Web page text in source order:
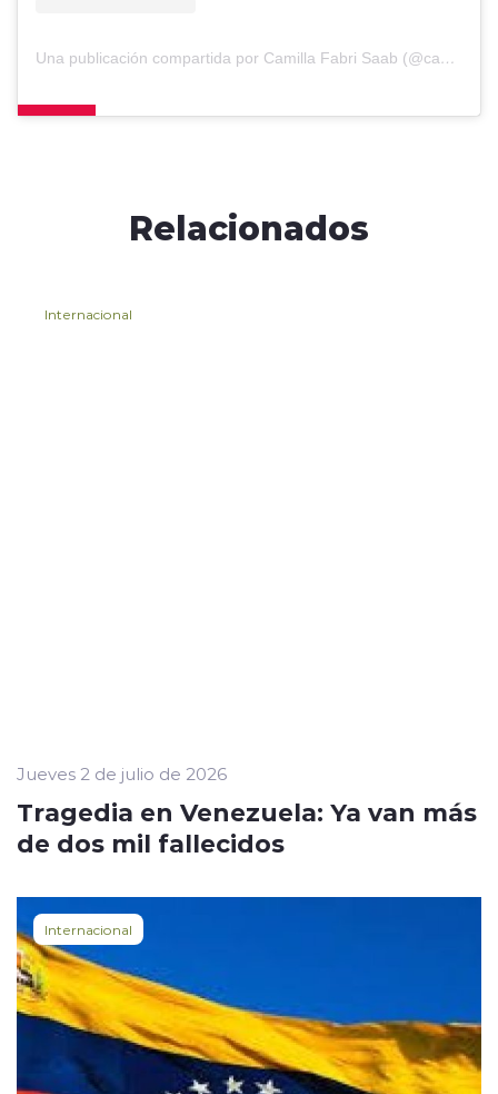
Una publicación compartida por Camilla Fabri Saab (@camillafsaab)
Relacionados
Internacional
Jueves 2 de julio de 2026
Tragedia en Venezuela: Ya van más
de dos mil fallecidos
Internacional